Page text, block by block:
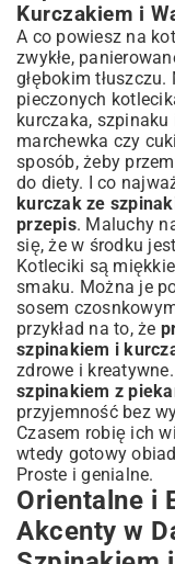
Kurczakiem i
A co powiesz na
zwykłe,
głębokim
pieczonych
kurczaka,
marchewka czy
sposób, żeby
do diety. I co
kurczak ze
przepis. Maluchy
się, że w środku
Kotleciki są
smaku. Można je
sosem
przykład na to, że
szpinakiem i
zdrowe i
szpinakiem z
przyjemność bez
Czasem robię ich
wtedy gotowy
Proste i genialne.
Orientalne i
Akcenty w